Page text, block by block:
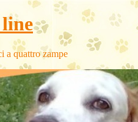
a quattro zampe